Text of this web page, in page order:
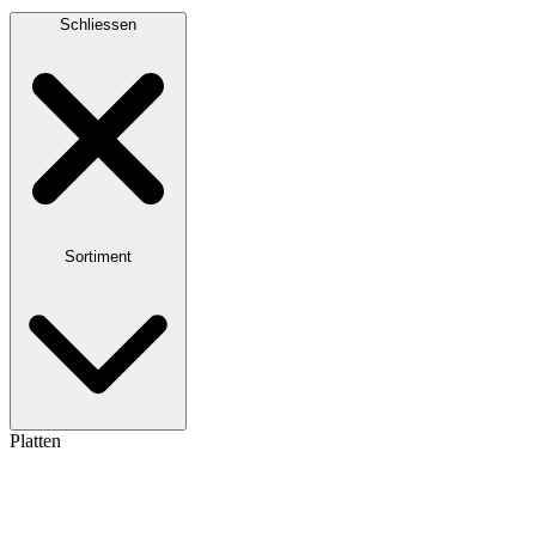
Schliessen
Sortiment
Platten